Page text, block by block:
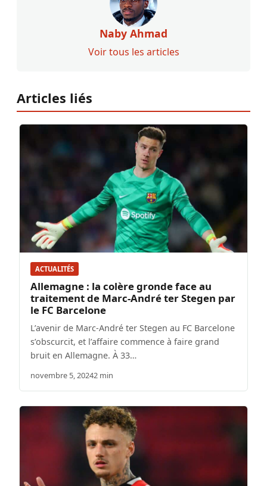
Naby Ahmad
Voir tous les articles
Articles liés
ACTUALITÉS
Allemagne : la colère gronde face au
traitement de Marc-André ter Stegen par
le FC Barcelone
L’avenir de Marc-André ter Stegen au FC Barcelone
s’obscurcit, et l’affaire commence à faire grand
bruit en Allemagne. À 33…
novembre 5, 20242 min